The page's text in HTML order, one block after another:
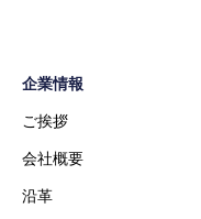
企業情報
ご挨拶
会社概要
沿革